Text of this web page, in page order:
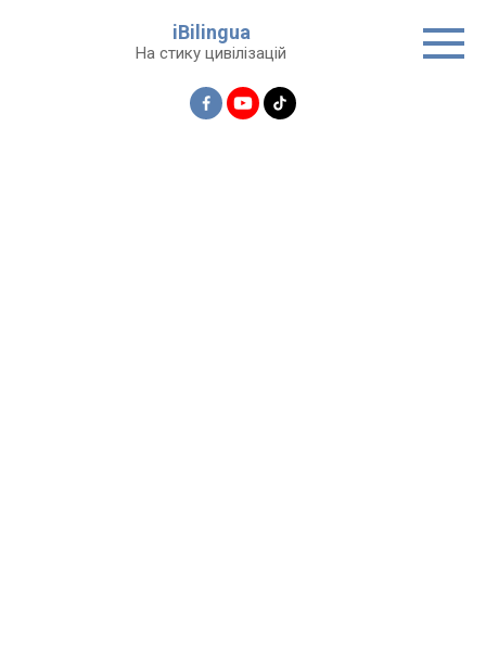
iBilingua
На стику цивілізацій